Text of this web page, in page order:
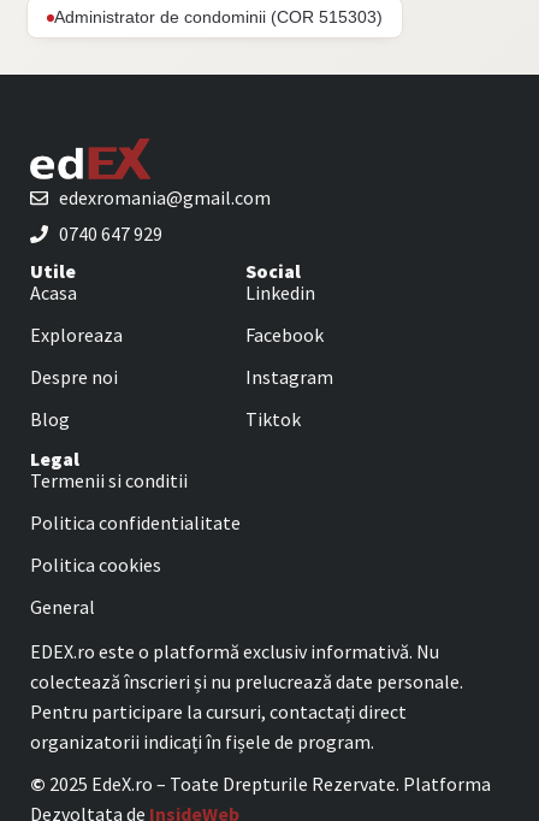
Administrator de condominii (COR 515303)
edexromania@gmail.com
0740 647 929
Utile
Acasa
Exploreaza
Despre noi
Blog
Social
Linkedin
Facebook
Instagram
Tiktok
Legal
Termenii si conditii
Politica confidentialitate
Politica cookies
General
EDEX.ro este o platformă exclusiv informativă. Nu
colectează înscrieri și nu prelucrează date personale.
Pentru participare la cursuri, contactați direct
organizatorii indicați în fișele de program.
© 2025 EdeX.ro – Toate Drepturile Rezervate. Platforma
Dezvoltata de InsideWeb